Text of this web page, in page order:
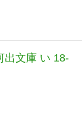
出文庫 い 18-